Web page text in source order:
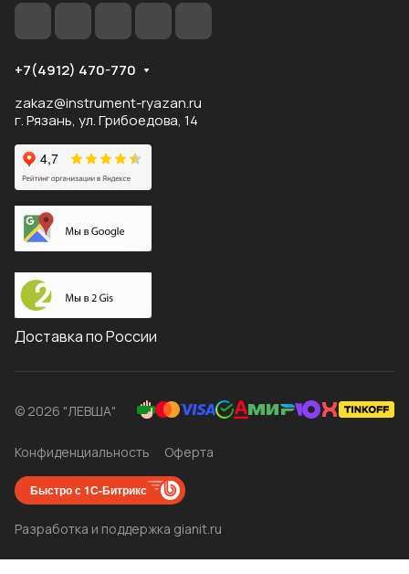
+7(4912) 470-770
zakaz@instrument-ryazan.ru
г. Рязань, ул. Грибоедова, 14
Доставка по России
© 2026 "ЛЕВША"
Конфиденциальность Оферта
Быстро с 1С-Битрикс
Разработка и поддержка gianit.ru